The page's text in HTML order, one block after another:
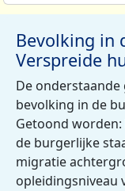
Bevolking in
Verspreide
De
bevolking in de
Getoond
de burgerlijke
migratie
opleidingsniveau